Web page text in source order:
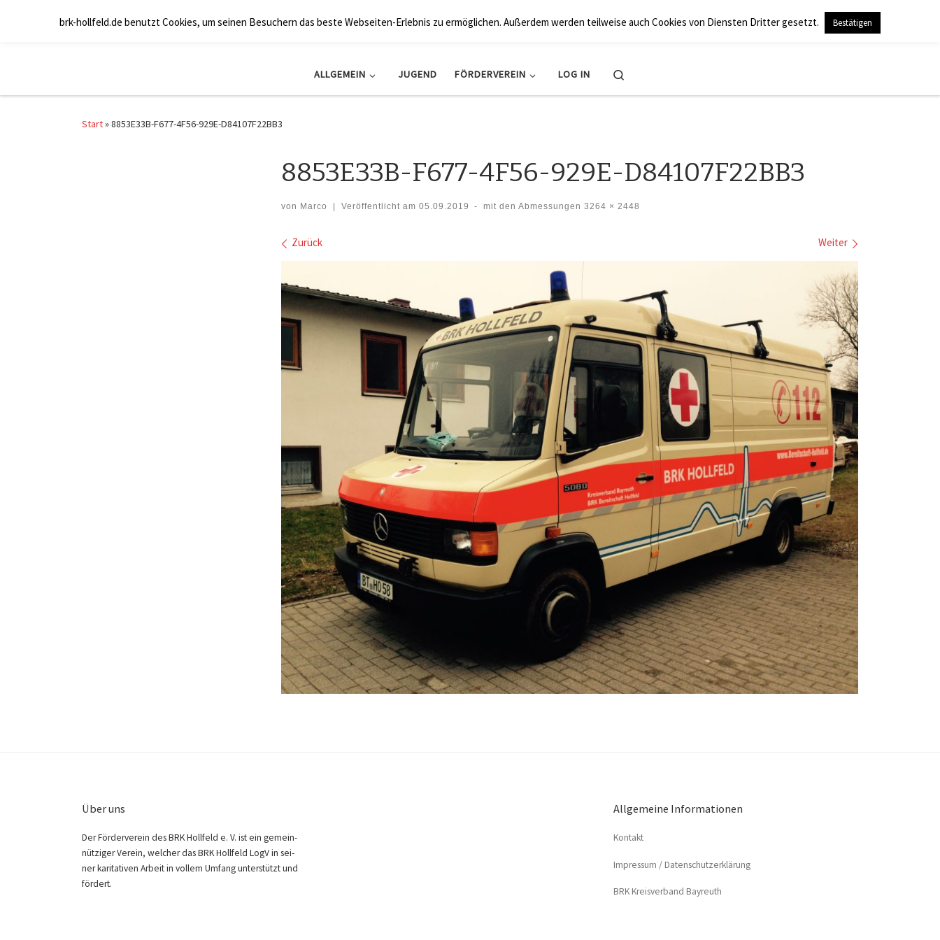
Zum Inhalt springen BRK Hollfeld LogV
ALLGEMEIN JUGEND FÖRDERVEREIN LOG IN
Start»8853E33B-F677-4F56-929E-D84107F22BB3
8853E33B-F677-4F56-929E-D84107F22BB3
von Marco Veröffentlicht am 05.09.2019 - mit den Abmessungen 3264 × 2448
Bilder Navigation
Zurück Weiter
Über uns
Der För­der­ver­ein des BRK Holl­feld e. V. ist ein gemein­
nüt­zi­ger Ver­ein, wel­cher das BRK Holl­feld LogV in sei­
ner kari­ta­ti­ven Arbeit in vol­lem Umfang unter­stützt und
fördert.
Allgemeine Informationen
Kon­takt
Impres­sum / Datenschutzerklärung
BRK Kreis­ver­band Bayreuth
brk-hollfeld.de benutzt Cookies, um seinen Besuchern das beste Webseiten-Erlebnis zu ermöglichen. Außerdem werden teilweise auch Cookies von Diensten Dritter gesetzt. Bestätigen